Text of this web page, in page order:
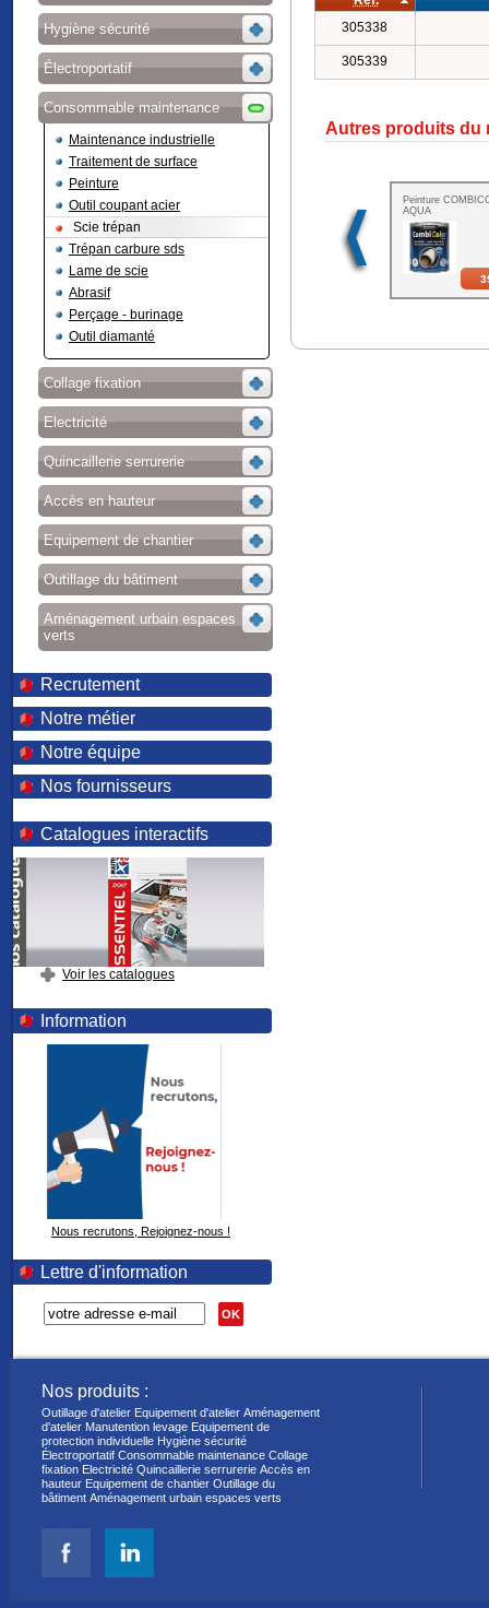
Hygiène sécurité
Électroportatif
Consommable maintenance
Maintenance industrielle
Traitement de surface
Peinture
Outil coupant acier
Scie trépan
Trépan carbure sds
Lame de scie
Abrasif
Perçage - burinage
Outil diamanté
Collage fixation
Electricité
Quincaillerie serrurerie
Accès en hauteur
Equipement de chantier
Outillage du bâtiment
Aménagement urbain espaces
verts
Recrutement
Notre métier
Notre équipe
Nos fournisseurs
Catalogues interactifs
Voir les catalogues
Information
Nous recrutons, Rejoignez-nous !
Lettre d'information
OK
305338
305339
Autres produits du
Peinture
AQUA
Nos produits :
Outillage d'atelier Equipement d'atelier Aménagement
d'atelier Manutention levage Equipement de
protection individuelle Hygiène sécurité
Électroportatif Consommable maintenance Collage
fixation Electricité Quincaillerie serrurerie Accès en
hauteur Equipement de chantier Outillage du
bâtiment Aménagement urbain espaces verts